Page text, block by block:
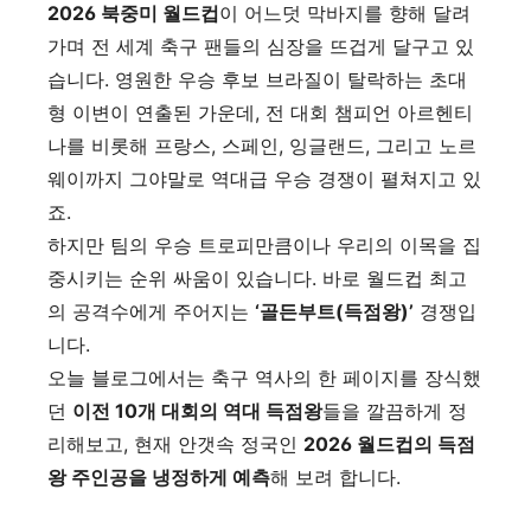
2026 북중미 월드컵이 어느덧 막바지를 향해 달려
가며 전 세계 축구 팬들의 심장을 뜨겁게 달구고 있
습니다. 영원한 우승 후보 브라질이 탈락하는 초대
형 이변이 연출된 가운데, 전 대회 챔피언 아르헨티
나를 비롯해 프랑스, 스페인, 잉글랜드, 그리고 노르
웨이까지 그야말로 역대급 우승 경쟁이 펼쳐지고 있
죠.
하지만 팀의 우승 트로피만큼이나 우리의 이목을 집
중시키는 순위 싸움이 있습니다. 바로 월드컵 최고
의 공격수에게 주어지는 ‘골든부트(득점왕)’ 경쟁입
니다.
오늘 블로그에서는 축구 역사의 한 페이지를 장식했
던 이전 10개 대회의 역대 득점왕들을 깔끔하게 정
리해보고, 현재 안갯속 정국인 2026 월드컵의 득점
왕 주인공을 냉정하게 예측해 보려 합니다.